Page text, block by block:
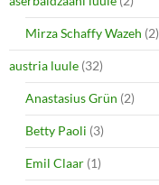
Mirza Schaffy Wazeh (2)
austria luule (32)
Anastasius Grün (2)
Betty Paoli (3)
Emil Claar (1)